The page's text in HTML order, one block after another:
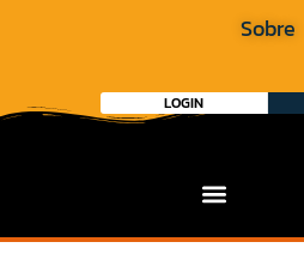
Sobre
LOGIN